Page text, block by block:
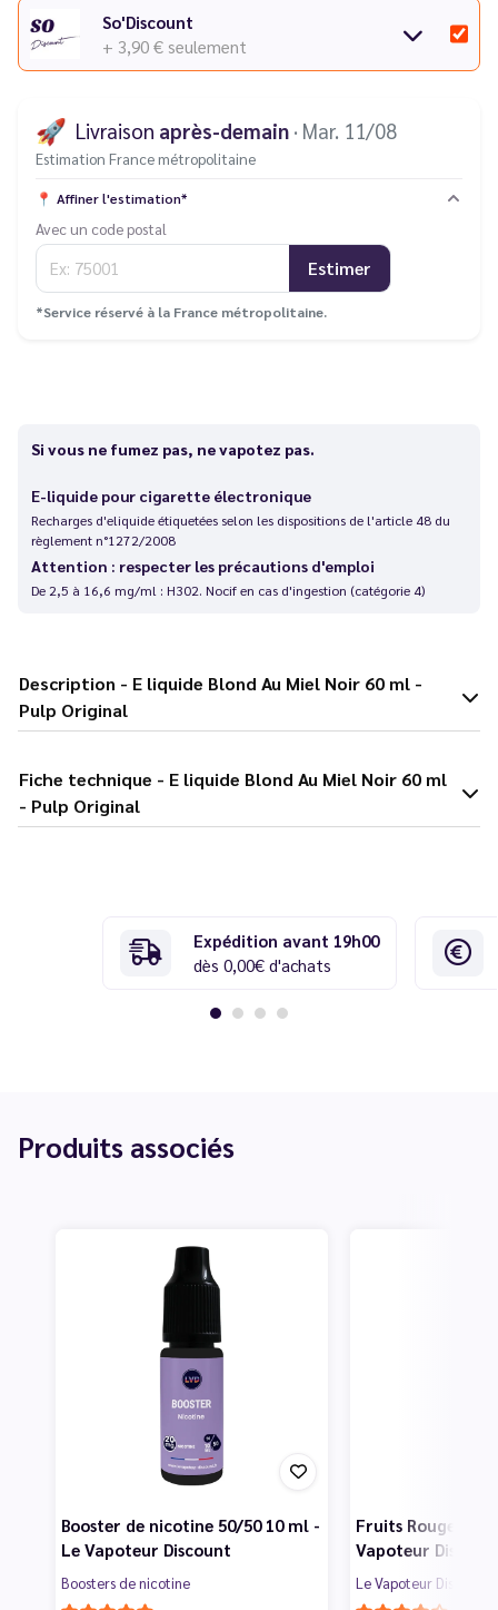
So'Discount
+ 3,90 € seulement
🚀 Livraison après-demain · Mar. 11/08
Estimation France métropolitaine
📍 Affiner l'estimation*
Avec un code postal
Estimer
*Service réservé à la France métropolitaine.
Si vous ne fumez pas, ne vapotez pas.
E-liquide pour cigarette électronique
Recharges d'eliquide étiquetées selon les dispositions de l'article 48 du
règlement n°1272/2008
Attention : respecter les précautions d'emploi
De 2,5 à 16,6 mg/ml : H302. Nocif en cas d'ingestion (catégorie 4)
Description - E liquide Blond Au Miel Noir 60 ml -
Pulp Original
Fiche technique - E liquide Blond Au Miel Noir 60 ml
- Pulp Original
Expédition avant 19h00
dès 0,00€ d'achats
Produits associés
Booster de nicotine 50/50 10 ml -
Le Vapoteur Discount
Boosters de nicotine
Fruits Rouges 50
Vapoteur
Le Vapoteur Discount